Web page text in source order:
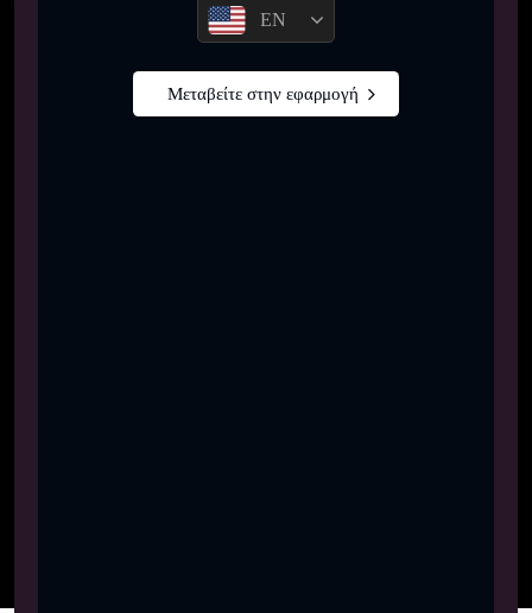
EN
Μεταβείτε στην εφαρμογή